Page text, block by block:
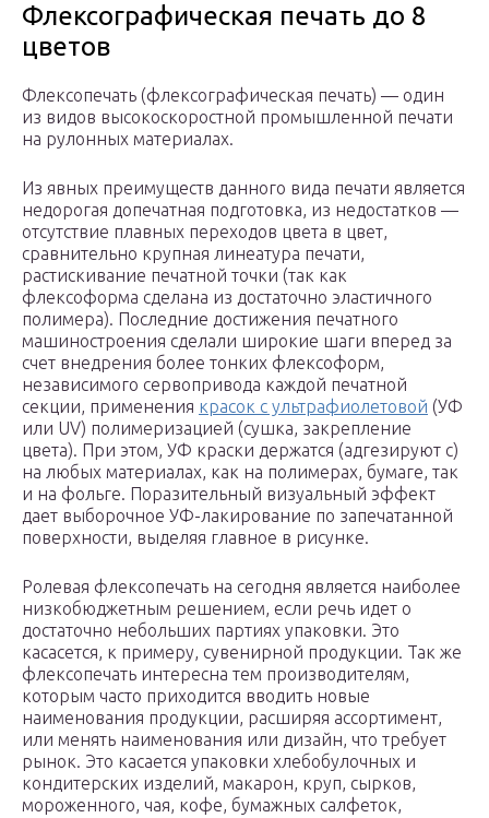
Флексографическая печать до 8
цветов
Флексопечать (флексографическая печать) — один
из видов высокоскоростной промышленной печати
на рулонных материалах.
Из явных преимуществ данного вида печати является
недорогая допечатная подготовка, из недостатков —
отсутствие плавных переходов цвета в цвет,
сравнительно крупная линеатура печати,
растискивание печатной точки (так как
флексоформа сделана из достаточно эластичного
полимера). Последние достижения печатного
машиностроения сделали широкие шаги вперед за
счет внедрения более тонких флексоформ,
независимого сервопривода каждой печатной
секции, применения красок с ультрафиолетовой (УФ
или UV) полимеризацией (сушка, закрепление
цвета). При этом, УФ краски держатся (адгезируют с)
на любых материалах, как на полимерах, бумаге, так
и на фольге. Поразительный визуальный эффект
дает выборочное УФ-лакирование по запечатанной
поверхности, выделяя главное в рисунке.
Ролевая флексопечать на сегодня является наиболее
низкобюджетным решением, если речь идет о
достаточно небольших партиях упаковки. Это
касасется, к примеру, сувенирной продукции. Так же
флексопечать интересна тем производителям,
которым часто приходится вводить новые
наименования продукции, расширяя ассортимент,
или менять наименования или дизайн, что требует
рынок. Это касается упаковки хлебобулочных и
кондитерских изделий, макарон, круп, сырков,
мороженного, чая, кофе, бумажных салфеток,